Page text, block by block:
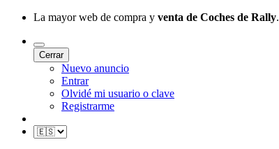
La mayor web de compra y venta de Coches de Rally.
Cerrar
Nuevo anuncio
Entrar
Olvidé mi usuario o clave
Registrarme